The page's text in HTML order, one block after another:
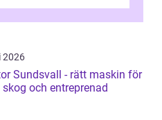
2026
Sundsvall - rätt maskin för
skog och entreprenad